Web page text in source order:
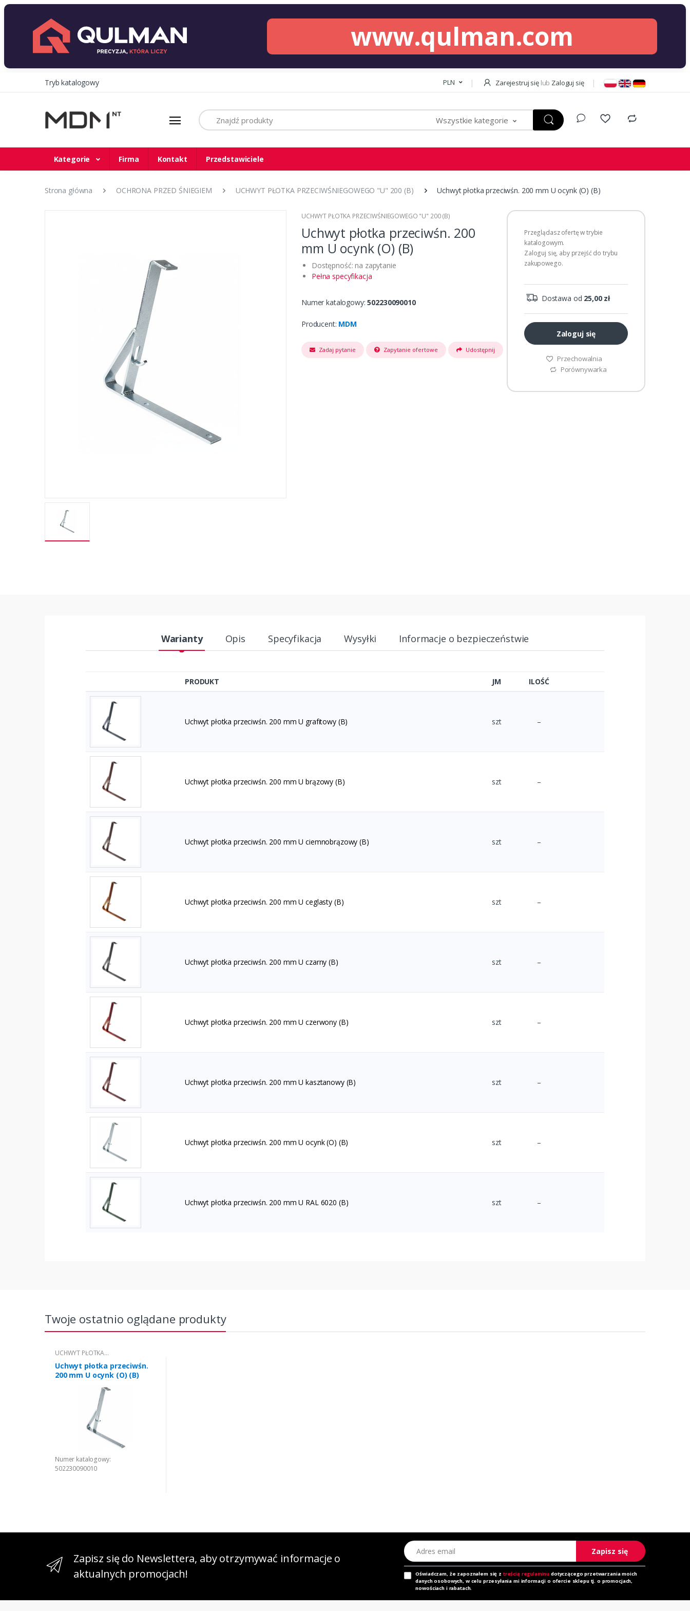
www.qulman.com
Tryb katalogowy PLN Zarejestruj się lub Zaloguj się
Szukaj
Wszystkie kategorie
Kategorie Firma Kontakt Przedstawiciele
Strona główna OCHRONA PRZED ŚNIEGIEM UCHWYT PŁOTKA PRZECIWŚNIEGOWEGO "U" 200 (B) Uchwyt płotka przeciwśn. 200 mm U ocynk (O) (B)
UCHWYT PŁOTKA PRZECIWŚNIEGOWEGO "U" 200 (B)
Uchwyt płotka przeciwśn. 200
mm U ocynk (O) (B)
Dostępność: na zapytanie
Pełna specyfikacja
Numer katalogowy:502230090010
Producent: MDM
Zadaj pytanie Zapytanie ofertowe Udostępnij
Przeglądasz ofertę w trybie
katalogowym.
Zaloguj się, aby przejść do trybu
zakupowego.
Dostawa od 25,00 zł
Zaloguj się
Przechowalnia
Porównywarka
Warianty Opis Specyfikacja Wysyłki Informacje o bezpieczeństwie
PRODUKT JM ILOŚĆ
Uchwyt płotka przeciwśn. 200 mm U grafitowy (B) szt –
Uchwyt płotka przeciwśn. 200 mm U brązowy (B) szt –
Uchwyt płotka przeciwśn. 200 mm U ciemnobrązowy (B) szt –
Uchwyt płotka przeciwśn. 200 mm U ceglasty (B) szt –
Uchwyt płotka przeciwśn. 200 mm U czarny (B) szt –
Uchwyt płotka przeciwśn. 200 mm U czerwony (B) szt –
Uchwyt płotka przeciwśn. 200 mm U kasztanowy (B) szt –
Uchwyt płotka przeciwśn. 200 mm U ocynk (O) (B) szt –
Uchwyt płotka przeciwśn. 200 mm U RAL 6020 (B) szt –
Twoje ostatnio oglądane produkty
UCHWYT PŁOTKA
PRZECIWŚNIEGOWEGO "U" 200 (B)
Uchwyt płotka przeciwśn.
200 mm U ocynk (O) (B)
Numer katalogowy:
502230090010
Zapisz się do Newslettera, aby otrzymywać informacje o
aktualnych promocjach!
Adres email
Zapisz się
Oświadczam, że zapoznałem się z treścią regulaminu dotyczącego przetwarzania moich
danych osobowych, w celu przesyłania mi informacji o ofercie sklepu tj. o promocjach,
nowościach i rabatach.